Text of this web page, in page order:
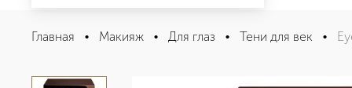
Eye Color Quad Четырехцветные тени
Описание
Главная • Макияж • Для глаз • Тени для век •